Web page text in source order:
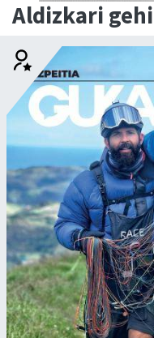
Aldizkari